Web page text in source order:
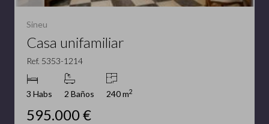
Sineu
Casa unifamiliar
Ref. 5353-1214
3 Habs 2 Baños 240 m2
595.000 €